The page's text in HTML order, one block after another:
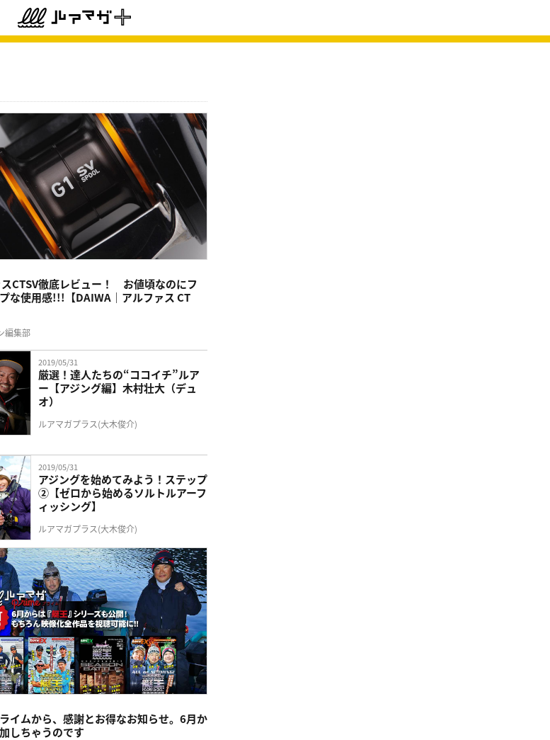
CTSV徹底レビュー！ お値頃なのにフ
な使用感!!!【DAIWA｜アルファス CT
編集部
2019/05/31
厳選！達人たちの“ココイチ”ルア
ー【アジング編】木村壮大（デュ
オ）
ルアマガプラス(大木俊介)
2019/05/31
アジングを始めてみよう！ステップ
②【ゼロから始めるソルトルアーフ
ィッシング】
ルアマガプラス(大木俊介)
イムから、感謝とお得なお知らせ。6月か
しちゃうのです